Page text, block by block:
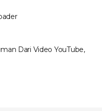
Dari Video YouTube,